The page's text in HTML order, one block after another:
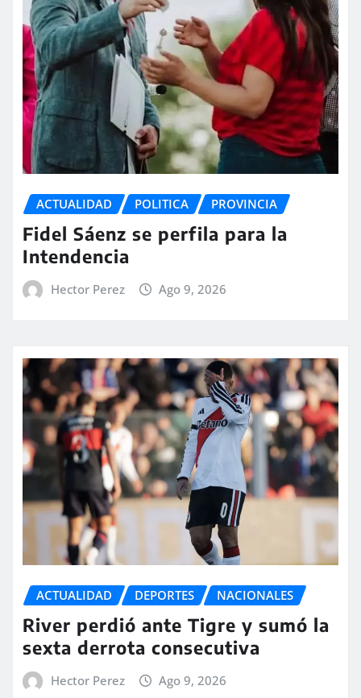
ACTUALIDAD POLITICA PROVINCIA
Fidel Sáenz se perfila para la
Intendencia
Hector Perez Ago 9, 2026
ACTUALIDAD DEPORTES NACIONALES
River perdió ante Tigre y sumó la
sexta derrota consecutiva
Hector Perez Ago 9, 2026